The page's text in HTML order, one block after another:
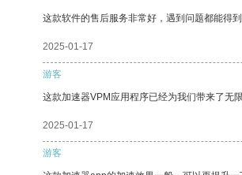
这款软件的售后服务非常好，遇到问题都能得到
2025-01-17
游客
这款加速器VPM应用程序已经为我们带来了无
2025-01-17
游客